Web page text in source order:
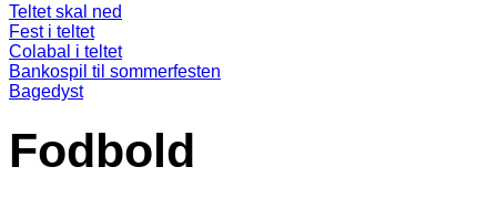
Teltet skal ned
Fest i teltet
Colabal i teltet
Bankospil til sommerfesten
Bagedyst
Fodbold